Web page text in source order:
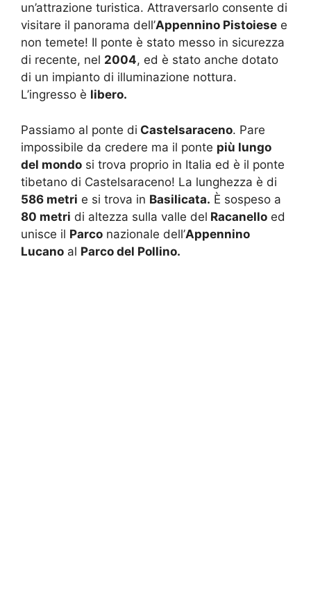
un’attrazione turistica. Attraversarlo consente di
visitare il panorama dell’Appennino Pistoiese e
non temete! Il ponte è stato messo in sicurezza
di recente, nel 2004, ed è stato anche dotato
di un impianto di illuminazione nottura.
L’ingresso è libero.
Passiamo al ponte di Castelsaraceno. Pare
impossibile da credere ma il ponte più lungo
del mondo si trova proprio in Italia ed è il ponte
tibetano di Castelsaraceno! La lunghezza è di
586 metri e si trova in Basilicata. È sospeso a
80 metri di altezza sulla valle del Racanello ed
unisce il Parco nazionale dell’Appennino
Lucano al Parco del Pollino.